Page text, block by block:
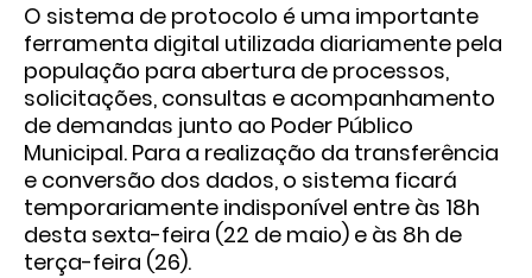
O sistema de protocolo é uma importante
ferramenta digital utilizada diariamente pela
população para abertura de processos,
solicitações, consultas e acompanhamento
de demandas junto ao Poder Público
Municipal. Para a realização da transferência
e conversão dos dados, o sistema ficará
temporariamente indisponível entre às 18h
desta sexta-feira (22 de maio) e às 8h de
terça-feira (26).